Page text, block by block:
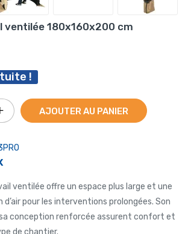
ventilée 180x160x200 cm
!
AJOUTER AU PANIER
ventilée offre un espace plus large et une
pour les interventions prolongées. Son
conception renforcée assurent confort et
de chantier.